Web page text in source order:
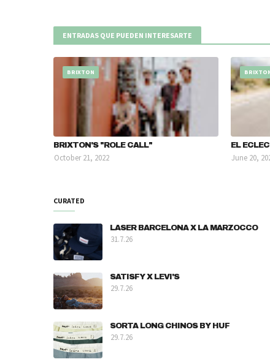
ENTRADAS QUE PUEDEN INTERESARTE
BRIXTON
BRIXTON'S "ROLE CALL"
October 21, 2022
EL
June 20,
CURATED
LASER BARCELONA X LA MARZOCCO
31.7.26
SATISFY X LEVI'S
29.7.26
SORTA LONG CHINOS BY HUF
29.7.26